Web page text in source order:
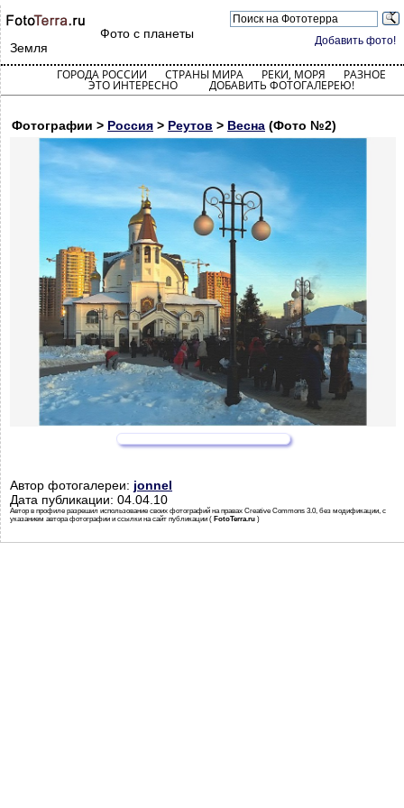
Добавить фото!
Фото с планеты
Земля
ГОРОДА РОССИИ СТРАНЫ МИРА РЕКИ, МОРЯ РАЗНОЕ
ЭТО ИНТЕРЕСНО ДОБАВИТЬ ФОТОГАЛЕРЕЮ!
Фотографии > Россия > Реутов > Весна (Фото №2)
Автор фотогалереи: jonnel
Дата публикации: 04.04.10
Автор в профиле разрешил использование своих фотографий на правах Creative Commons 3.0, без модификации, с
указанием автора фотографии и ссылки на сайт публикации ( FotoTerra.ru )